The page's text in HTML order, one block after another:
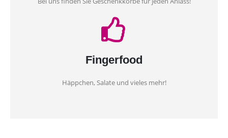
Fingerfood
Häppchen, Salate und vieles mehr!